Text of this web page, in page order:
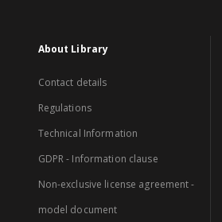
About Library
Contact details
Regulations
Technical Information
GDPR - Information clause
Non-exclusive license agreement -
model document